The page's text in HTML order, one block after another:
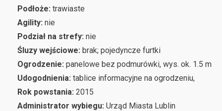
Podłoże: trawiaste
Agility: nie
Podział na strefy: nie
Śluzy wejściowe: brak; pojedyncze furtki
Ogrodzenie: panelowe bez podmurówki, wys. ok. 1.5 m
Udogodnienia: tablice informacyjne na ogrodzeniu,
Rok powstania: 2015
Administrator wybiegu: Urząd Miasta Lublin